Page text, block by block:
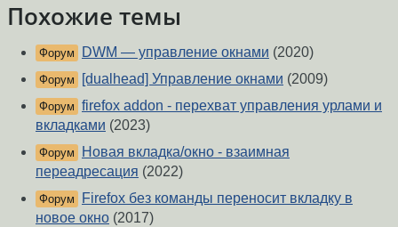
Похожие темы
Форум DWM — управление окнами (2020)
Форум [dualhead] Управление окнами (2009)
Форум firefox addon - перехват управления урлами и
вкладками (2023)
Форум
Новая вкладка/окно - взаимная
переадресация (2022)
Форум
Firefox без команды переносит вкладку в
новое окно (2017)